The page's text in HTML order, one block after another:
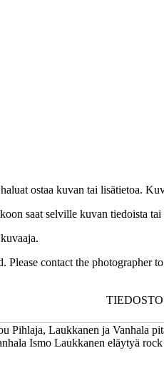
ostaa kuvan tai lisätietoa.
saat selville kuvan tiedoista tai
contact the photographer